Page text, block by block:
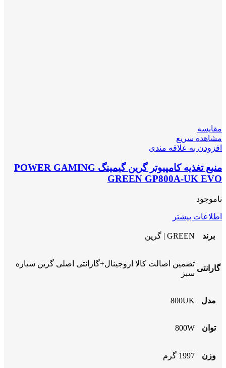
مقایسه
مشاهده سریع
افزودن به علاقه مندی
منبع تغذیه کامپیوتر گرین گیمینگ POWER GAMING
GREEN GP800A-UK EVO
ناموجود
اطلاعات بیشتر
برند GREEN | گرین
گارانتی
تضمین اصالت کالا اروجینال+گارانتی اصلی گرین سیاره
سبز
مدل 800UK
توان 800W
وزن 1997 گرم